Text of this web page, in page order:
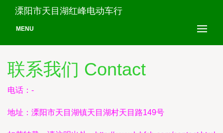
溧阳市天目湖红峰电动车行
MENU
联系我们 Contact
电话：-
地址：溧阳市天目湖镇天目湖村天目路149号